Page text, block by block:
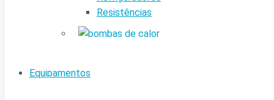
Resistências
Equipamentos